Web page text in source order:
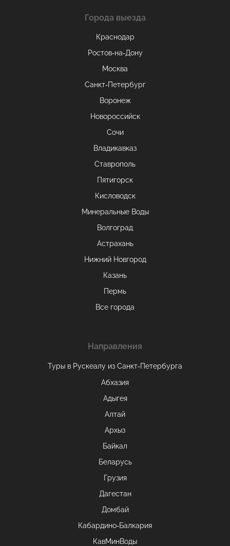
Города выезда
Краснодар
Ростов-на-Дону
Москва
Санкт-Петербург
Воронеж
Новороссийск
Сочи
Владикавказ
Ставрополь
Пятигорск
Кисловодск
Минеральные Воды
Волгоград
Астрахань
Нижний Новгород
Казань
Пермь
Все города
Направления
Туры в Рускеалу из Санкт‑Петербурга
Абхазия
Адыгея
Алтай
Архыз
Байкал
Беларусь
Грузия
Дагестан
Домбай
Кабардино-Балкария
КавМинВоды